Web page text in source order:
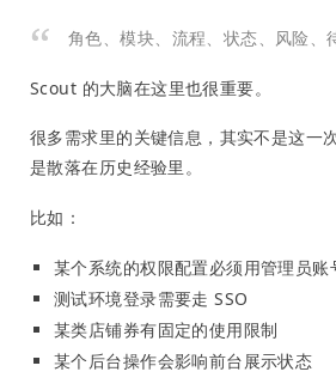
角色、模块、流程、状态、风险、
Scout 的大脑在这里也很重要。
很多需求里的关键信息，其实不是这一
是散落在历史经验里。
比如：
某个系统的权限配置必须用管理员账
测试环境登录需要走 SSO
某类店铺券有固定的使用限制
某个后台操作会影响前台展示状态